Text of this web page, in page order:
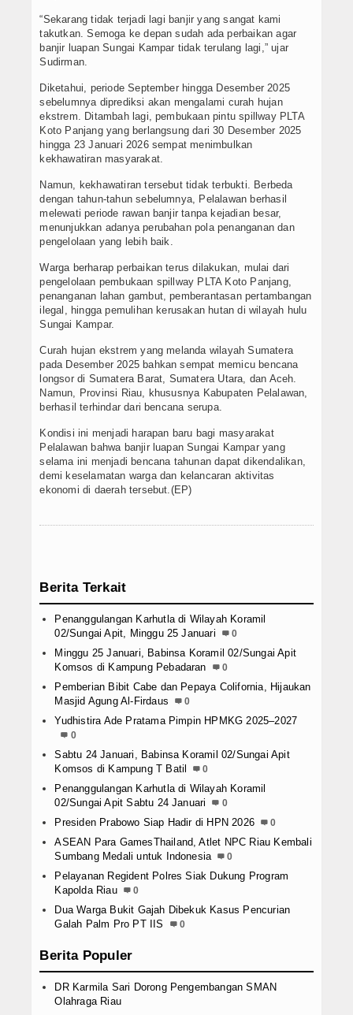
“Sekarang tidak terjadi lagi banjir yang sangat kami
takutkan. Semoga ke depan sudah ada perbaikan agar
banjir luapan Sungai Kampar tidak terulang lagi,” ujar
Sudirman.
Diketahui, periode September hingga Desember 2025
sebelumnya diprediksi akan mengalami curah hujan
ekstrem. Ditambah lagi, pembukaan pintu spillway PLTA
Koto Panjang yang berlangsung dari 30 Desember 2025
hingga 23 Januari 2026 sempat menimbulkan
kekhawatiran masyarakat.
Namun, kekhawatiran tersebut tidak terbukti. Berbeda
dengan tahun-tahun sebelumnya, Pelalawan berhasil
melewati periode rawan banjir tanpa kejadian besar,
menunjukkan adanya perubahan pola penanganan dan
pengelolaan yang lebih baik.
Warga berharap perbaikan terus dilakukan, mulai dari
pengelolaan pembukaan spillway PLTA Koto Panjang,
penanganan lahan gambut, pemberantasan pertambangan
ilegal, hingga pemulihan kerusakan hutan di wilayah hulu
Sungai Kampar.
Curah hujan ekstrem yang melanda wilayah Sumatera
pada Desember 2025 bahkan sempat memicu bencana
longsor di Sumatera Barat, Sumatera Utara, dan Aceh.
Namun, Provinsi Riau, khususnya Kabupaten Pelalawan,
berhasil terhindar dari bencana serupa.
Kondisi ini menjadi harapan baru bagi masyarakat
Pelalawan bahwa banjir luapan Sungai Kampar yang
selama ini menjadi bencana tahunan dapat dikendalikan,
demi keselamatan warga dan kelancaran aktivitas
ekonomi di daerah tersebut.(EP)
Berita Terkait
Penanggulangan Karhutla di Wilayah Koramil
02/Sungai Apit, Minggu 25 Januari
0
Minggu 25 Januari, Babinsa Koramil 02/Sungai Apit
Komsos di Kampung Pebadaran
0
Pemberian Bibit Cabe dan Pepaya Colifornia, Hijaukan
Masjid Agung Al-Firdaus
0
Yudhistira Ade Pratama Pimpin HPMKG 2025–2027
0
Sabtu 24 Januari, Babinsa Koramil 02/Sungai Apit
Komsos di Kampung T Batil
0
Penanggulangan Karhutla di Wilayah Koramil
02/Sungai Apit Sabtu 24 Januari
0
Presiden Prabowo Siap Hadir di HPN 2026 0
ASEAN Para GamesThailand, Atlet NPC Riau Kembali
Sumbang Medali untuk Indonesia
0
Pelayanan Regident Polres Siak Dukung Program
Kapolda Riau
0
Dua Warga Bukit Gajah Dibekuk Kasus Pencurian
Galah Palm Pro PT IIS
0
Berita Populer
DR Karmila Sari Dorong Pengembangan SMAN
Olahraga Riau